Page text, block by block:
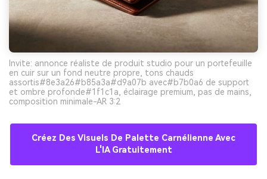
Invite: annonce réaliste de produit studio pour un portefeuille
en cuir sur un fond neutre propre, tons chauds
assortis#8e3a26#b85a3a#d9a07b avec#b7b0a6 de support
et ombre profonde#1f1c1a, éclairage premium, pas de mains,
composition minimale-AR 3:2
Créez Des Visuels De Palette Carnélienne Avec
L'IA Gratuitement